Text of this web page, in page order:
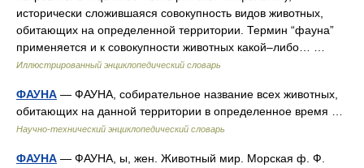
исторически сложившаяся совокупность видов животных,
обитающих на определенной территории. Термин “фауна”
применяется и к совокупности животных какой–либо… …
Иллюстрированный энциклопедический словарь
ФАУНА — ФАУНА, собирательное название всех животных,
обитающих на данной территории в определенное время …
Научно-технический энциклопедический словарь
ФАУНА — ФАУНА, ы, жен. Животный мир. Морская ф. Ф.